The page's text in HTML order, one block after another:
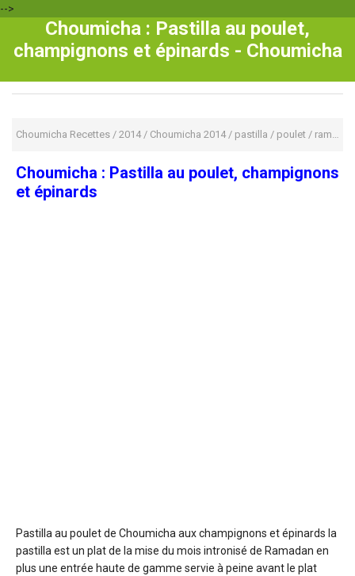
-->
Choumicha : Pastilla au poulet,
champignons et épinards - Choumicha
Choumicha Recettes / 2014/ Choumicha 2014/ pastilla / poulet / ramadan 2014
Choumicha : Pastilla au poulet, champignons
et épinards
Pastilla au pouletde Choumicha aux champignons et épinards la
pastilla est un plat de la mise du mois intronisé de Ramadan en
plus une entrée haute de gamme servie à peine avant le plat